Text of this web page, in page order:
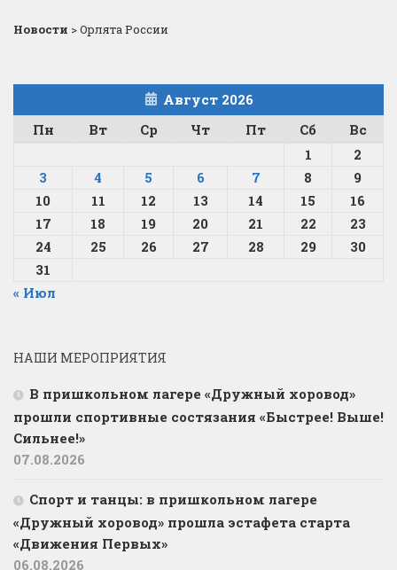
Новости >Орлята России
Август 2026
Пн
Вт Ср Чт Пт Сб
Вс
1
2
3
4 5 6 7 8
9
10
11 12 13 14 15
16
17
18 19 20 21 22
23
24
25 26 27 28 29
30
31
« Июл
НАШИ МЕРОПРИЯТИЯ
В пришкольном лагере «Дружный хоровод»
прошли спортивные состязания «Быстрее! Выше!
Сильнее!»
07.08.2026
Спорт и танцы: в пришкольном лагере
«Дружный хоровод» прошла эстафета старта
«Движения Первых»
06.08.2026